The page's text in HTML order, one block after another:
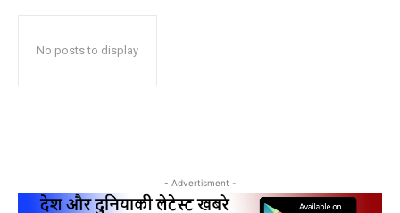
No posts to display
- Advertisment -